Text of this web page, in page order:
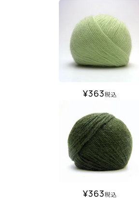
¥363税込
¥363税込